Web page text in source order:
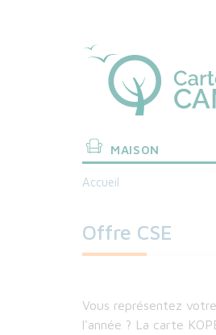
MAISON
Accueil
Offre CSE
Vous représentez
l'année ? La carte